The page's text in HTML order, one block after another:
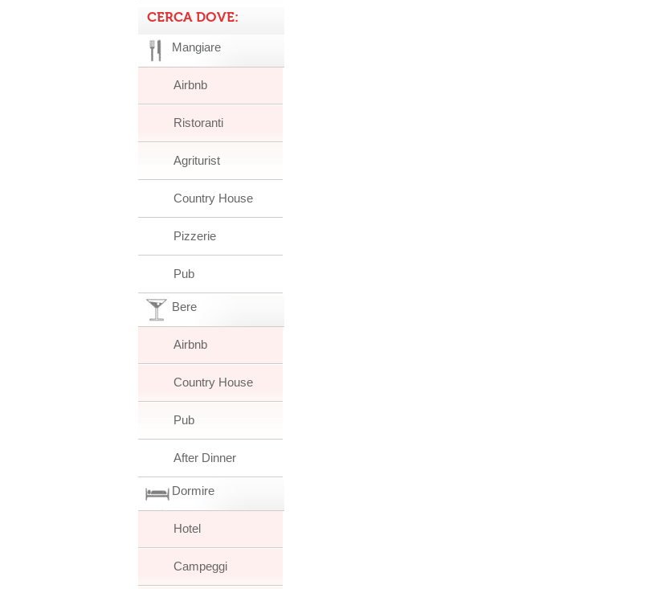
CERCA DOVE:
Mangiare
Airbnb
Ristoranti
Agriturist
Country House
Pizzerie
Pub
Bere
Airbnb
Country House
Pub
After Dinner
Dormire
Hotel
Campeggi